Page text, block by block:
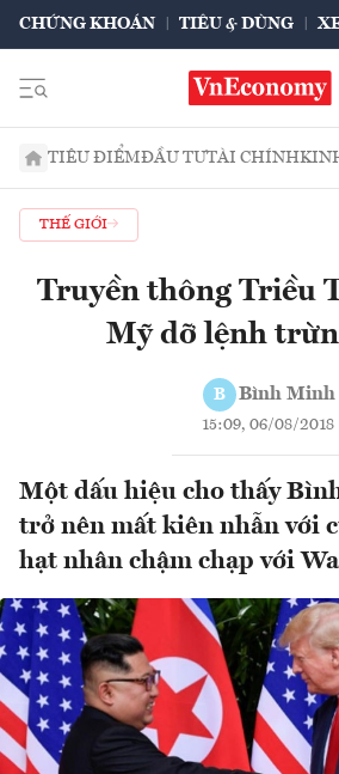
CHỨNG KHOÁN TIÊU & DÙNG
TIÊU ĐIỂMĐẦU TƯTÀI CHÍNH
THẾ GIỚI
Truyền thông Triều
Mỹ dỡ lệnh
B Bình Minh
15:09, 06/08/2018
Một dấu hiệu cho thấy
trở nên mất kiên nhẫn với
hạt nhân chậm chạp với